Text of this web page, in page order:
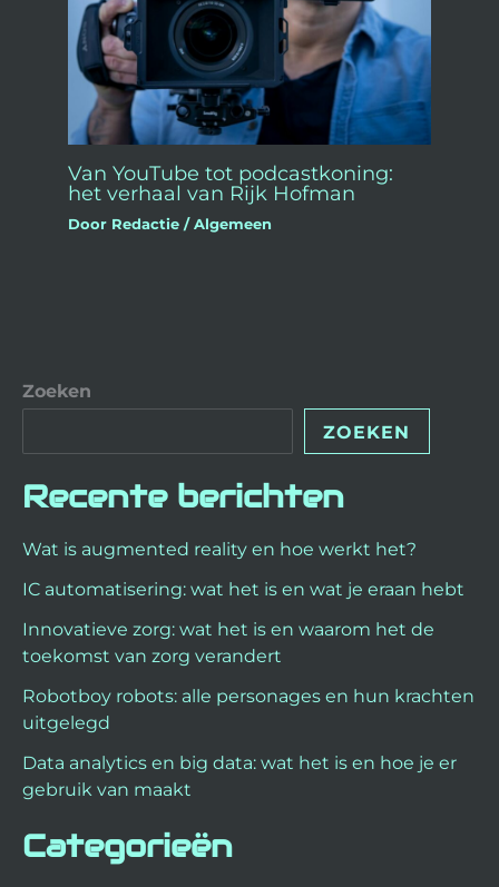
Van YouTube tot podcastkoning:
het verhaal van Rijk Hofman
Door Redactie/Algemeen
Zoeken
ZOEKEN
Recente berichten
Wat is augmented reality en hoe werkt het?
IC automatisering: wat het is en wat je eraan hebt
Innovatieve zorg: wat het is en waarom het de
toekomst van zorg verandert
Robotboy robots: alle personages en hun krachten
uitgelegd
Data analytics en big data: wat het is en hoe je er
gebruik van maakt
Categorieën